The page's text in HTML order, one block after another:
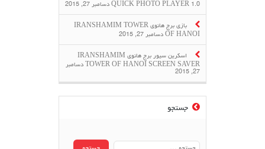
QUICK PHOTO PLAYER 1.0 دسامبر 27, 2015
بازی برج هانوی IRANSHAMIM TOWER
OF HANOI دسامبر 27, 2015
اسکرین سیور برج هانوی IRANSHAMIM
TOWER OF HANOI SCREEN SAVER دسامبر
27, 2015
جستجو